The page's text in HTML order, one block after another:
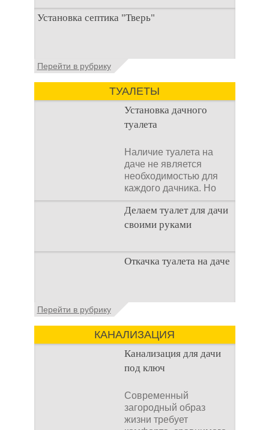
При строительстве дачи одной из
первоочередных задач становится
Установка септика "Тверь"
Установка септика Тверь - важнейший
аспект утилизации сточных вод в частных
домах и на загородных
Перейти в рубрику
ТУАЛЕТЫ
Установка дачного
туалета
Наличие туалета на
даче не является
необходимостью для
каждого дачника. Но
многие люди думают,
что
Делаем туалет для дачи
своими руками
Туалеты для дачи – это
устройства, с которых
дачного участка,
Откачка туалета на даче
Туалет на даче – это
которая изначально
строится на дачном
участке. Она может
Перейти в рубрику
КАНАЛИЗАЦИЯ
Канализация для дачи
под ключ
Современный
загородный образ
жизни требует